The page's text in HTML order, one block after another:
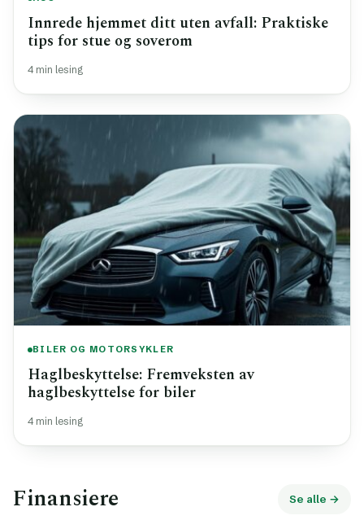
Innrede hjemmet ditt uten avfall: Praktiske
tips for stue og soverom
4 min lesing
BILER OG MOTORSYKLER
Haglbeskyttelse: Fremveksten av
haglbeskyttelse for biler
4 min lesing
Finansiere Se alle →